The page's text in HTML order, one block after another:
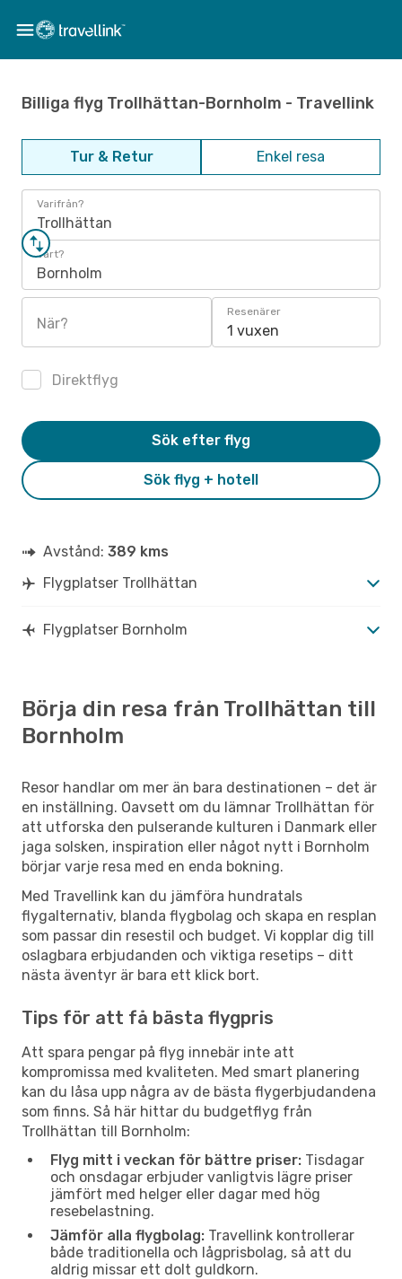
Billiga flyg Trollhättan-Bornholm - Travellink
Tur & Retur Enkel resa
Varifrån?
Trollhättan
Vart?
Bornholm
När?
Resenärer
1 vuxen
Direktflyg
Sök flyg + hotell
Sök efter flyg
Avstånd: 389 kms
Flygplatser Trollhättan
Flygplatser Bornholm
Börja din resa från Trollhättan till
Bornholm
Resor handlar om mer än bara destinationen – det är
en inställning. Oavsett om du lämnar Trollhättan för
att utforska den pulserande kulturen i Danmark eller
jaga solsken, inspiration eller något nytt i Bornholm
börjar varje resa med en enda bokning.
Med Travellink kan du jämföra hundratals
flygalternativ, blanda flygbolag och skapa en resplan
som passar din resestil och budget. Vi kopplar dig till
oslagbara erbjudanden och viktiga resetips – ditt
nästa äventyr är bara ett klick bort.
Tips för att få bästa flygpris
Att spara pengar på flyg innebär inte att
kompromissa med kvaliteten. Med smart planering
kan du låsa upp några av de bästa flygerbjudandena
som finns. Så här hittar du budgetflyg från
Trollhättan till Bornholm:
Flyg mitt i veckan för bättre priser: Tisdagar
och onsdagar erbjuder vanligtvis lägre priser
jämfört med helger eller dagar med hög
resebelastning.
Jämför alla flygbolag: Travellink kontrollerar
både traditionella och lågprisbolag, så att du
aldrig missar ett dolt guldkorn.